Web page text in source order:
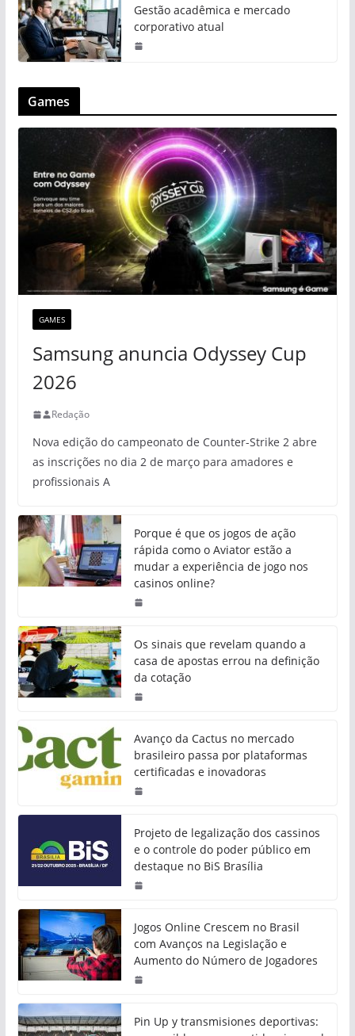
Gestão acadêmica e mercado
corporativo atual
Games
GAMES
Samsung anuncia Odyssey Cup
2026
Redação
Nova edição do campeonato de Counter-Strike 2 abre
as inscrições no dia 2 de março para amadores e
profissionais A
Porque é que os jogos de ação
rápida como o Aviator estão a
mudar a experiência de jogo nos
casinos online?
Os sinais que revelam quando a
casa de apostas errou na definição
da cotação
Avanço da Cactus no mercado
brasileiro passa por plataformas
certificadas e inovadoras
Projeto de legalização dos cassinos
e o controle do poder público em
destaque no BiS Brasília
Jogos Online Crescem no Brasil
com Avanços na Legislação e
Aumento do Número de Jogadores
Pin Up y transmisiones deportivas: